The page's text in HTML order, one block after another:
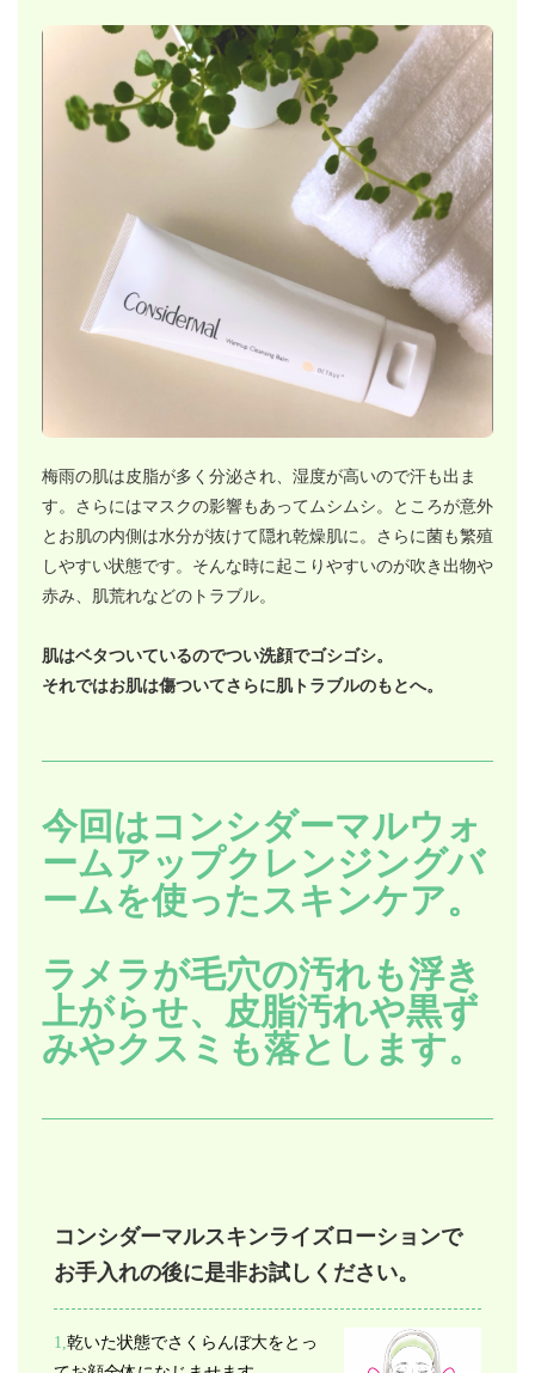
梅雨の肌は皮脂が多く分泌され、湿度が高いので汗も出ま
す。さらにはマスクの影響もあってムシムシ。ところが意外
とお肌の内側は水分が抜けて隠れ乾燥肌に。さらに菌も繁殖
しやすい状態です。そんな時に起こりやすいのが吹き出物や
赤み、肌荒れなどのトラブル。
肌はベタついているのでつい洗顔でゴシゴシ。
それではお肌は傷ついてさらに肌トラブルのもとへ。
今回はコンシダーマルウォ
ームアップクレンジングバ
ームを使ったスキンケア。
ラメラが毛穴の汚れも浮き
上がらせ、皮脂汚れや黒ず
みやクスミも落とします。
コンシダーマルスキンライズローションで
お手入れの後に是非お試しください。
1,乾いた状態でさくらんぼ大をとっ